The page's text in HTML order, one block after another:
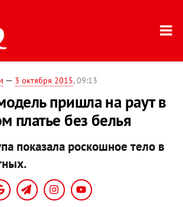
— 3 октября 2015, 09:13
пришла на раут в
платье без белья
показала роскошное тело в